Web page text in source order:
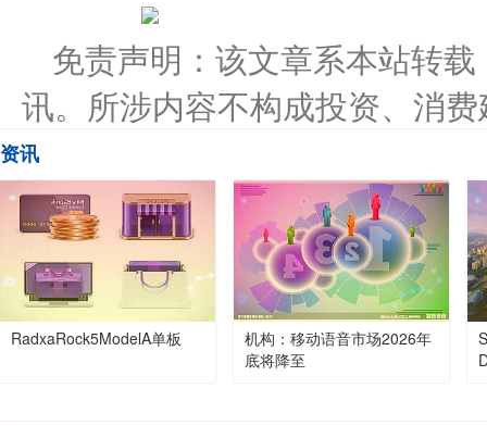
免责声明：该文章系本站转
讯。所涉内容不构成投资、消
资讯
RadxaRock5ModelA单板
机构：移动语音市场2026年
底将降至